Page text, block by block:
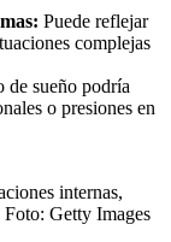
Puede reflejar
complejas
de sueño podría
o presiones en
internas,
Foto: Getty Images